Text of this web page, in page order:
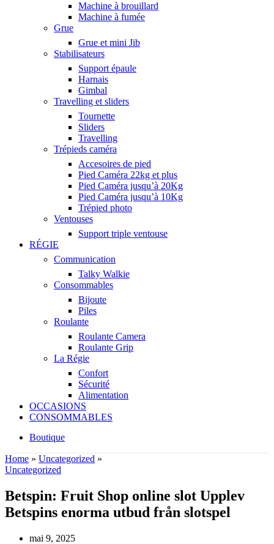
Machine à brouillard
Machine à fumée
Grue
Grue et mini Jib
Stabilisateurs
Support épaule
Harnais
Gimbal
Travelling et sliders
Tournette
Sliders
Travelling
Trépieds caméra
Accesoires de pied
Pied Caméra 22kg et plus
Pied Caméra jusqu’à 20Kg
Pied Caméra jusqu’à 10Kg
Trépied photo
Ventouses
Support triple ventouse
RÉGIE
Communication
Talky Walkie
Consommables
Bijoute
Piles
Roulante
Roulante Camera
Roulante Grip
La Régie
Confort
Sécurité
Alimentation
OCCASIONS
CONSOMMABLES
Boutique
Home » Uncategorized »
Uncategorized
Betspin: Fruit Shop online slot Upplev
Betspins enorma utbud från slotspel
mai 9, 2025